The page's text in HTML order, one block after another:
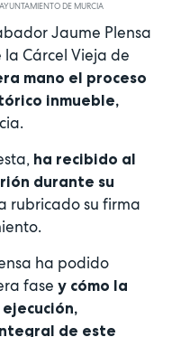
DE MURCIA
Jaume Plensa
Cárcel Vieja de
mano el proceso
inmueble,
ha recibido al
durante su
rubricado su firma
ha podido
fase y cómo la
de este